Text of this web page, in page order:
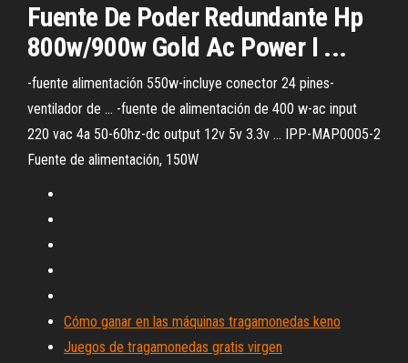
Fuente DePoder Redundante Hp
800w/900w Gold Ac Power I ...
-fuente alimentación 550w-incluye conector 24 pines-
ventilador de ... -fuente de alimentación de 400 w-ac input
220 vac 4a 50-60hz-dc output 12v 5v 3.3v ... IPP-MAP0005-2
Fuente de alimentación, 150W
Cómo ganar en las máquinas tragamonedas keno
Juegos de tragamonedas gratis virgen